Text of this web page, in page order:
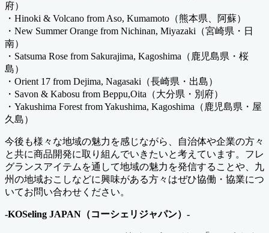
府）
・Hinoki & Volcano from Aso, Kumamoto（熊本県、阿蘇）
・New Summer Orange from Nichinan, Miyazaki（宮崎県・日
南）
・Satsuma Rose from Sakurajima, Kagoshima（鹿児島県・桜
島）
・Orient 17 from Dejima, Nagasaki（長崎県・出島）
・Savon & Kabosu from Beppu,Oita（大分県・別府）
・Yakushima Forest from Yakushima, Kagoshima（鹿児島県・屋
久島）
今後も様々な地域の魅力を感じながら、自治体や企業の方々
と共に商品開発に取り組んでいきたいと考えています。フレ
グランスアイテムを通して地域の魅力を発信することや、九
州の地域おこしなどに興味がある方々はぜひ協働・協業につ
いてお問い合わせください。
-KOSeling JAPAN（コーシェリジャパン）-